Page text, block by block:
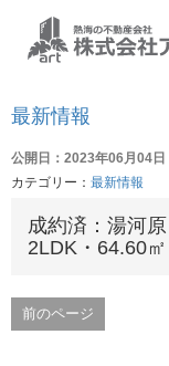
最新情報
公開日：2023年06月04日
カテゴリー： 最新情報
成約済：湯河
2LDK・64.60㎡
前のページ